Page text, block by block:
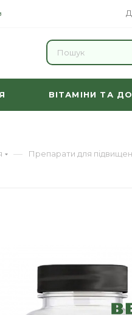
ВІТАМІНИ ТА
— Препарати для